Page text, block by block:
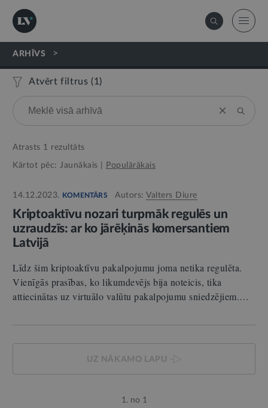
ARHĪVS >
Atvērt filtrus (1 )
Atrasts 1 rezultāts
Kārtot pēc: Jaunākais Populārākais
14.12.2023. KOMENTĀRS Autors:Valters Diure
Kriptoaktīvu nozari turpmāk regulēs un
uzraudzīs: ar ko jārēķinās komersantiem
Latvijā
Līdz šim kriptoaktīvu pakalpojumu joma netika regulēta.
Vienīgās prasības, ko likumdevējs bija noteicis, tika
attiecinātas uz virtuālo valūtu pakalpojumu sniedzējiem.…
UZ NĀKAMO LAPU
1. no 1